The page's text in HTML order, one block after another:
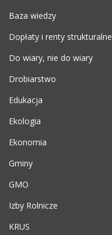
Baza wiedzy
Dopłaty i renty strukturalne
Do wiary, nie do wiary
Drobiarstwo
Edukacja
Ekologia
Ekonomia
Gminy
GMO
Izby Rolnicze
KRUS